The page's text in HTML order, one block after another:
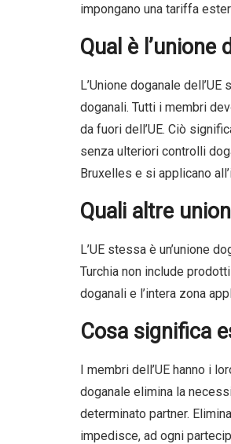
impongano una tariffa
Qual è l’unione
L’Unione doganale
doganali. Tutti i membri
da fuori dell’UE. Ciò
senza ulteriori controlli
Bruxelles e si applicano
Quali altre
L’UE stessa è un’unione
Turchia non include
doganali e l’intera zona
Cosa significa
I membri dell’UE hanno i
doganale elimina la
determinato partner.
impedisce, ad ogni